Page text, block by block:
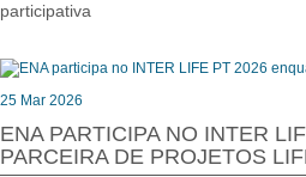
participativa
25 Mar 2026
ENA PARTICIPA NO INTER
PARCEIRA DE PROJETOS